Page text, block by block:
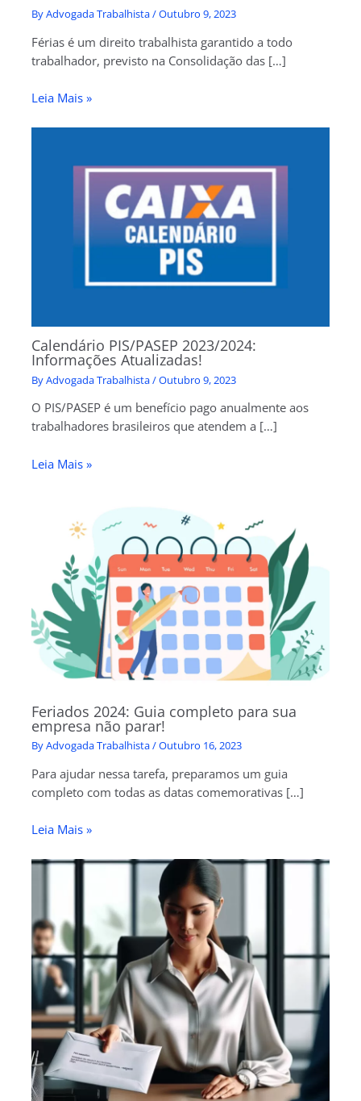
ByAdvogada Trabalhista/Outubro 9, 2023
Férias é um direito trabalhista garantido a todo
trabalhador, previsto na Consolidação das […]
Leia Mais »
Calendário PIS/PASEP 2023/2024:
Informações Atualizadas!
ByAdvogada Trabalhista/Outubro 9, 2023
O PIS/PASEP é um benefício pago anualmente aos
trabalhadores brasileiros que atendem a […]
Leia Mais »
Feriados 2024: Guia completo para sua
empresa não parar!
ByAdvogada Trabalhista/Outubro 16, 2023
Para ajudar nessa tarefa, preparamos um guia
completo com todas as datas comemorativas […]
Leia Mais »